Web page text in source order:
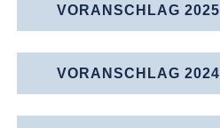
VORANSCHLAG 2025
VORANSCHLAG 2024